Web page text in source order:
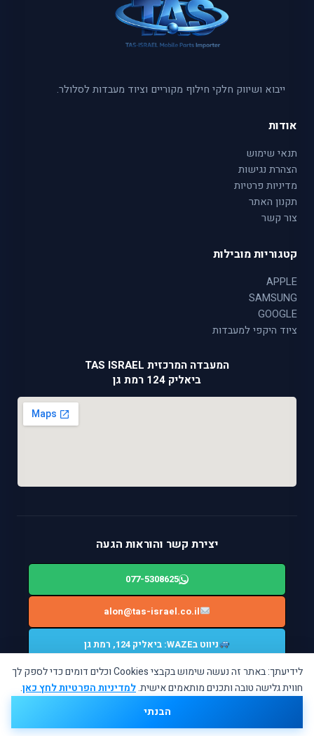
לידיעתך: באתר זה נעשה שימוש בקבצי Cookies וכלים דומים כדי לספק לך
חווית גלישה טובה ותכנים מותאמים אישית.למדיניות הפרטיות לחץ כאן.
הבנתי
ייבוא ושיווק חלקי חילוף מקוריים וציוד מעבדות לסלולר.
אודות
תנאי שימוש
הצהרת נגישות
מדיניות פרטיות
תקנון האתר
צור קשר
קטגוריות מובילות
APPLE
SAMSUNG
GOOGLE
ציוד היקפי למעבדות
המעבדה המרכזית TAS ISRAEL
ביאליק 124 רמת גן
יצירת קשר והוראות הגעה
077-5308625
alon@tas-israel.co.il
ניווט בWAZE: ביאליק 124, רמת גן